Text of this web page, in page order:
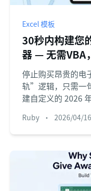
Excel 模板
30秒内构建您
器 — 无需VBA
停止购买昂贵的
轨”逻辑，只需一
建自定义的 2026
Ruby • 2026/04/16